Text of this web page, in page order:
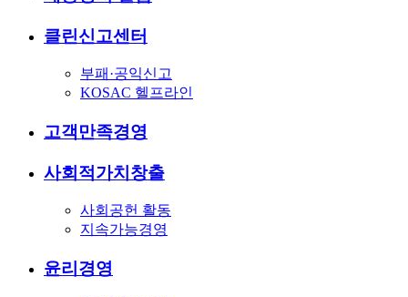
클린신고센터
부패·공익신고
KOSAC 헬프라인
고객만족경영
사회적가치창출
사회공헌 활동
지속가능경영
윤리경영